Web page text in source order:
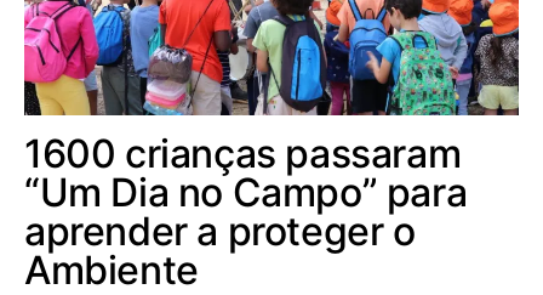
1600 crianças passaram
“Um Dia no Campo” para
aprender a proteger o
Ambiente